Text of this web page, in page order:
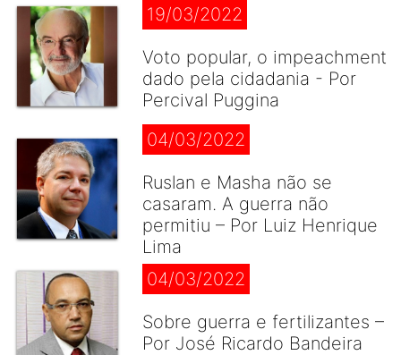
19/03/2022
Voto popular, o impeachment
dado pela cidadania - Por
Percival Puggina
04/03/2022
Ruslan e Masha não se
casaram. A guerra não
permitiu – Por Luiz Henrique
Lima
04/03/2022
Sobre guerra e fertilizantes –
Por José Ricardo Bandeira